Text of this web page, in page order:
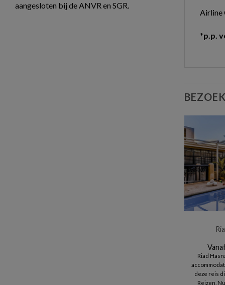
aangesloten bij de ANVR en SGR.
Airline
*p.p.
Riad
deze reis
Reizen.